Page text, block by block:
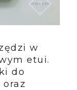
w
etui.
do